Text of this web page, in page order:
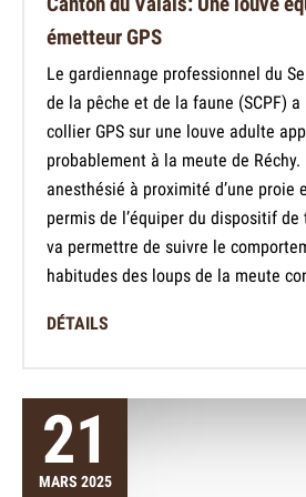
émetteur GPS
Le gardiennage professionnel du
de la pêche et de la faune (SCPF)
collier GPS sur une louve adulte
probablement à la meute de
anesthésié à proximité d’une proie
permis de l’équiper du dispositif
va permettre de suivre le
habitudes des loups de la meute
DÉTAILS
21
MARS 2025